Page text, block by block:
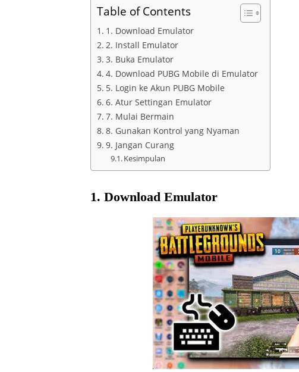
Table of Contents
1. Download Emulator
2. Install Emulator
3. Buka Emulator
4. Download PUBG Mobile di Emulator
5. Login ke Akun PUBG Mobile
6. Atur Settingan Emulator
7. Mulai Bermain
8. Gunakan Kontrol yang Nyaman
9. Jangan Curang
Kesimpulan
1. Download Emulator